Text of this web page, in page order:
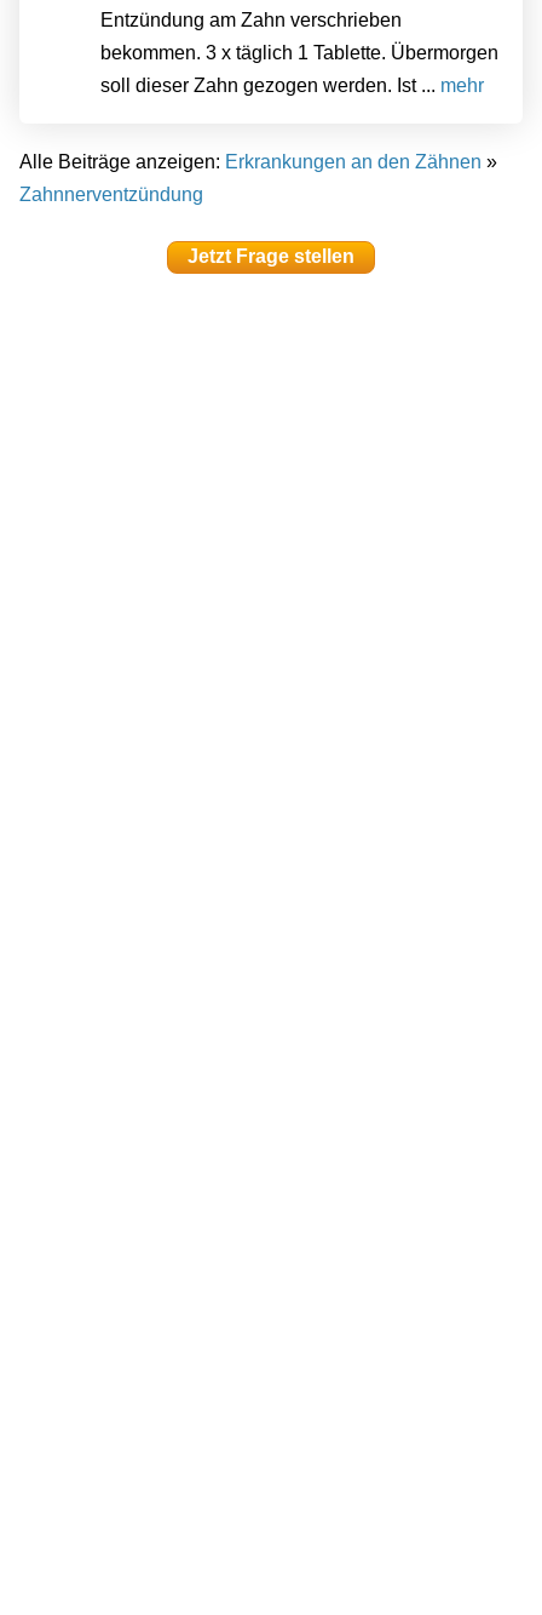
Entzündung am Zahn verschrieben
bekommen. 3 x täglich 1 Tablette. Übermorgen
soll dieser Zahn gezogen werden. Ist ... mehr
Alle Beiträge anzeigen: Erkrankungen an den Zähnen »
Zahnnerventzündung
Jetzt Frage stellen